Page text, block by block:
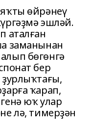
өйрәнеү
эшләй.
аталған
заманынан
бөгөнгә
бер
ҡарап,
юҡ улар
лә, тимерҙән